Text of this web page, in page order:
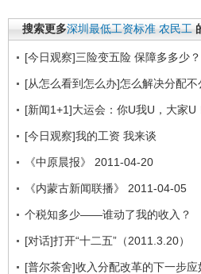
搜索更多深圳最低工资标准 农民工
[今日观察]三险变五险 保障多多少
[从怎么看到怎么办]怎么解决分配
[新闻1+1]大运会：你U我U，大家U
[今日观察]我的工资 我来谈
《中原晨报》 2011-04-20
《内蒙古新闻联播》 2011-04-05
个税知多少——谁动了我的收入？
[对话]打开“十二五”（2011.3.20）
[普尔茶舍]收入分配改革的下一步应